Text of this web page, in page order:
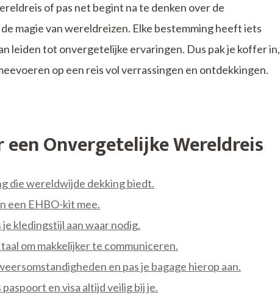
of pas net begint na te denken over de
magie van wereldreizen. Elke bestemming heeft iets
leiden tot onvergetelijke ervaringen. Dus pak je koffer in,
op een reis vol verrassingen en ontdekkingen.
Onvergetelijke Wereldreis
die wereldwijde dekking biedt.
een EHBO-kit mee.
kledingstijl aan waar nodig.
om makkelijker te communiceren.
en pas je bagage hierop aan.
en visa altijd veilig bij je.